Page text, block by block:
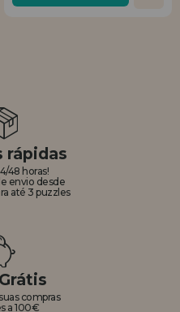
rápidas
48 horas!
envio desde
até 3 puzzles
compras
a 100€